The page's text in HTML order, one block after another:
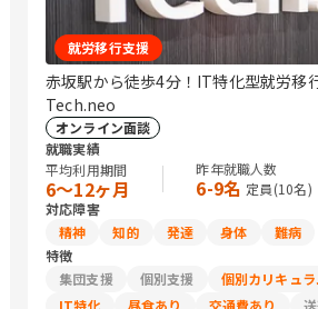
就労移行支援
赤坂駅から徒歩4分！IT特化型就労移
Tech.neo
オンライン面談
就職実績
平均利用期間
6〜12ヶ月
昨年就職人数
6-9名 定員(10名)
対応障害
精神
知的 発達 身体
難病
特徴
集団支援
個別支援 個別カリキュラ
IT特化
昼食あり 交通費あり